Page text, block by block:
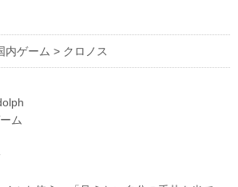
内ゲーム > クロノス
ム